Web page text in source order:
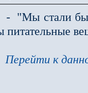
- "Мы стали бы
питательные
Перейти к